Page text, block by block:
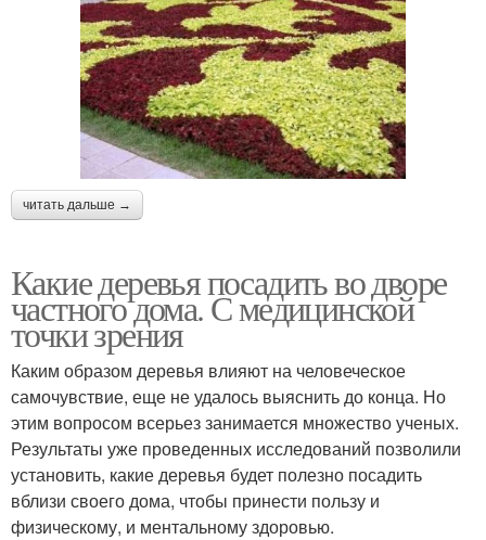
читать дальше →
Какие деревья посадить во дворе
частного дома. С медицинской
точки зрения
Каким образом деревья влияют на человеческое
самочувствие, еще не удалось выяснить до конца. Но
этим вопросом всерьез занимается множество ученых.
Результаты уже проведенных исследований позволили
установить, какие деревья будет полезно посадить
вблизи своего дома, чтобы принести пользу и
физическому, и ментальному здоровью.